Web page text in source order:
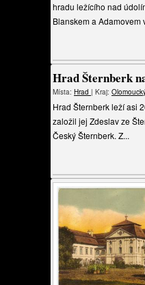
hradu ležícího nad
Blanskem a Adamovem
Hrad Šternberk
Místa: Hrad | Kraj:
Hrad Šternberk leží asi
založil jej Zdeslav ze
Český Šternberk. Z...